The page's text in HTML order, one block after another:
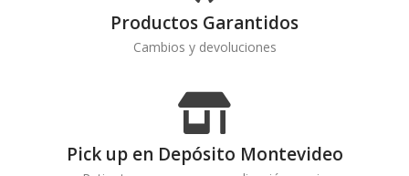
Productos Garantidos
Cambios y devoluciones
Pick up en Depósito Montevideo